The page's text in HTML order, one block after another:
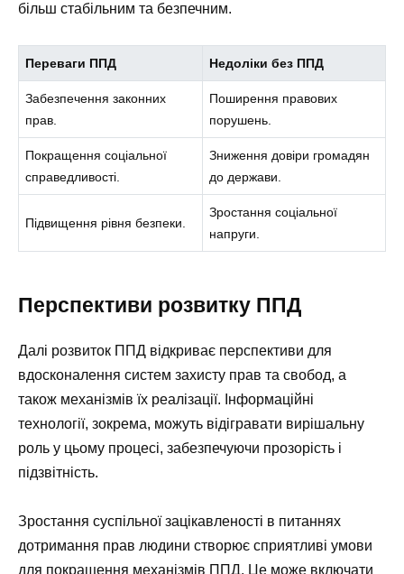
більш стабільним та безпечним.
Переваги ППД Недоліки без ППД
Забезпечення законних
прав.
Поширення правових
порушень.
Покращення соціальної
справедливості.
Зниження довіри громадян
до держави.
Підвищення рівня безпеки.
Зростання соціальної
напруги.
Перспективи розвитку ППД
Далі розвиток ППД відкриває перспективи для
вдосконалення систем захисту прав та свобод, а
також механізмів їх реалізації. Інформаційні
технології, зокрема, можуть відігравати вирішальну
роль у цьому процесі, забезпечуючи прозорість і
підзвітність.
Зростання суспільної зацікавленості в питаннях
дотримання прав людини створює сприятливі умови
для покращення механізмів ППД. Це може включати